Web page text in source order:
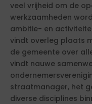
veel vrijheid om de
werkzaamheden
ambitie- en
vindt overleg plaats
de gemeente over
vindt nauwe
straatmanager, het
diverse disciplines